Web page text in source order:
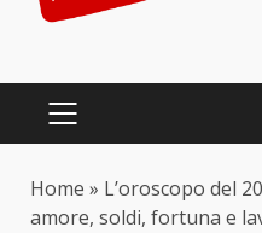
PRIMARY
Home » L’oroscopo del
amore, soldi, fortuna e